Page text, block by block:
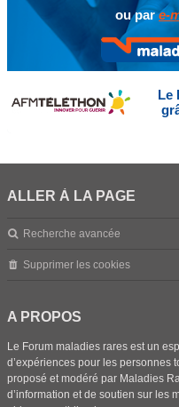
ou pare-
Le
ALLER À LA PAGE
Recherche avancée
Supprimer les cookies
A PROPOS
Le Forum maladies rares est un
d’expériences pour les personnes
proposé et modéré par Maladies
d’information et de soutien sur les